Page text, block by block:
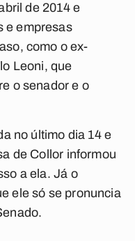
de 2014 e
e empresas
como o ex-
Leoni, que
o senador e o
no último dia 14 e
de Collor informou
a ela. Já o
ele só se pronuncia